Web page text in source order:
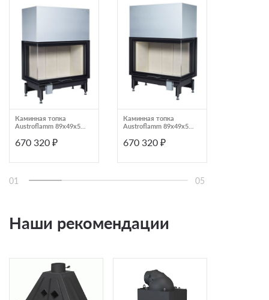
Каминная топка
Austroflamm 89x49x57
670 320 ₽
Каминная топка
Austroflamm 89x49x57
670 320 ₽
01 05
Наши рекомендации